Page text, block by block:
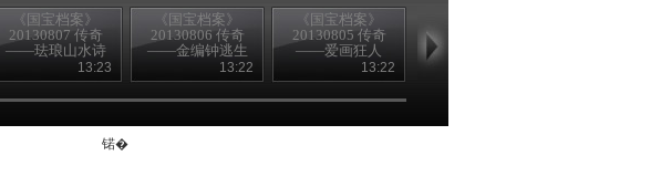
《国宝档案》
20130807 传奇
——珐琅山水诗
13:23
《国宝档案》
20130806 传奇
——金编钟逃生
13:22
《国宝档案》
20130805 传奇
——爱画狂人
13:22
20130803 传奇
——金虎护卫的
锘�